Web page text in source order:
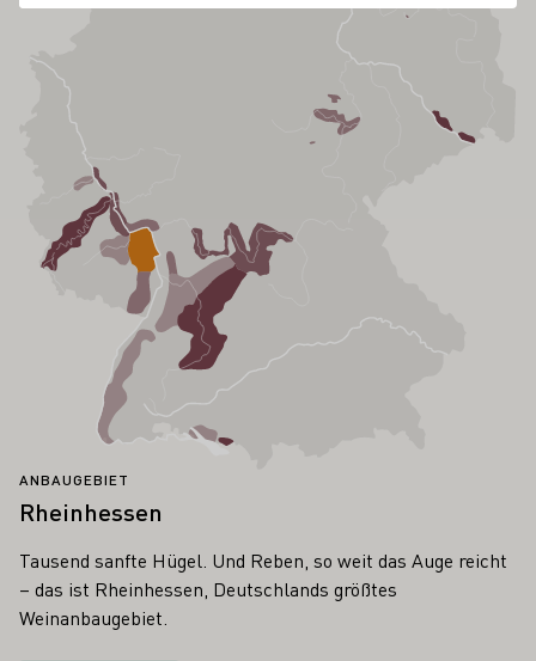
ANBAUGEBIET
Rheinhessen
Tausend sanfte Hügel. Und Reben, so weit das Auge reicht
– das ist Rheinhessen, Deutschlands größtes
Weinanbaugebiet.